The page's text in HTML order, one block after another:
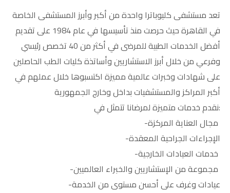
تعد مستشفى كليوباترا واحدة من أكبر وأبرز المستشفى الخاصة
في القاهرة حيث حرصت منذ تأسيسها في عام 1984 على تقديم
أفضل الخدمات الطبية للمرضى في أكثر من 40 تخصص رئيسي
وفرعي من خلال أبرز الاستشاريين وأساتذة كليات الطب الحاصلين
على شهادات وخبرات عالمية مميزة اكتسبوها خلال عملهم في
أكبر المراكز والمستشفيات بداخل وخارج الجمهورية
:نقدم خدمات متميزة لمرضانا تتمثل في
مجال العناية المركزة-
الإجراءات الجراحية المعقدة-
خدمات العيادات الخارجية-
مجموعة من الإستشاريين والخبراء العالميين-
عيادات وغرف على أحسن مستوى من الخدمة-